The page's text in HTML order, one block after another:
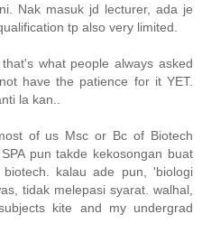
Nak masuk jd lecturer, ada je
tp also very limited.
what people always asked
have the patience for it YET.
la kan..
of us Msc or Bc of Biotech
pun takde kekosongan buat
kalau ade pun, 'biologi
tidak melepasi syarat. walhal,
kite and my undergrad